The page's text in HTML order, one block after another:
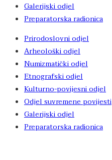
Galerijski odjel
Preparatorska radionica
Prirodoslovni odjel
Arheološki odjel
Numizmatički odjel
Etnografski odjel
Kulturno-povijesni odjel
Odjel suvremene povijesti
Galerijski odjel
Preparatorska radionica